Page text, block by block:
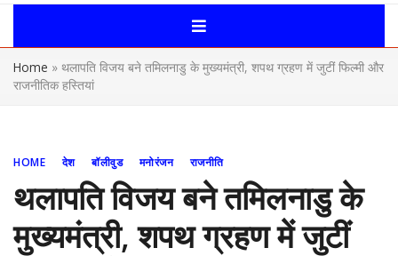
Uttarakhand,
Uttar Pardesh,
Delhi News
Portal
Home » थलापति विजय बने तमिलनाडु के मुख्यमंत्री, शपथ ग्रहण में जुटीं फिल्मी और
राजनीतिक हस्तियां
HOME देश बॉलीवुड मनोरंजन राजनीति
थलापति विजय बने तमिलनाडु के
मुख्यमंत्री, शपथ ग्रहण में जुटीं